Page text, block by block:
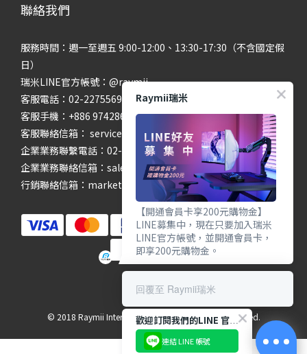
聯絡我們
服務時間：週一至週五 9:00-12:00、13:30-17:30（不含國定假
日）
瑞米LINE官方帳號：@raymii
客服電話：02-22755699 #201 #202
客服手機：+886 974286654
客服聯絡信箱： service@raymii.com
企業業務聯繫電話：02-22755699 #302
企業業務聯絡信箱：sales@raymii.com
行銷聯絡信箱：marketing@raymii.com
© 2018 Raymii International Limited. All Rights Reserved.
Raymii瑞米
【開通會員卡享200元購物金】
LINE募集中，現在只要加入瑞米
LINE官方帳號，並開通會員卡，
即享200元購物金。
回覆至 Raymii瑞米
歡迎訂閱我們的LINE 官方帳號
連結 LINE 帳號